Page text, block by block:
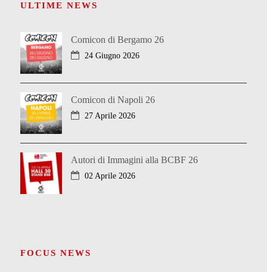
ULTIME NEWS
Comicon di Bergamo 26
24 Giugno 2026
Comicon di Napoli 26
27 Aprile 2026
Autori di Immagini alla BCBF 26
02 Aprile 2026
FOCUS NEWS